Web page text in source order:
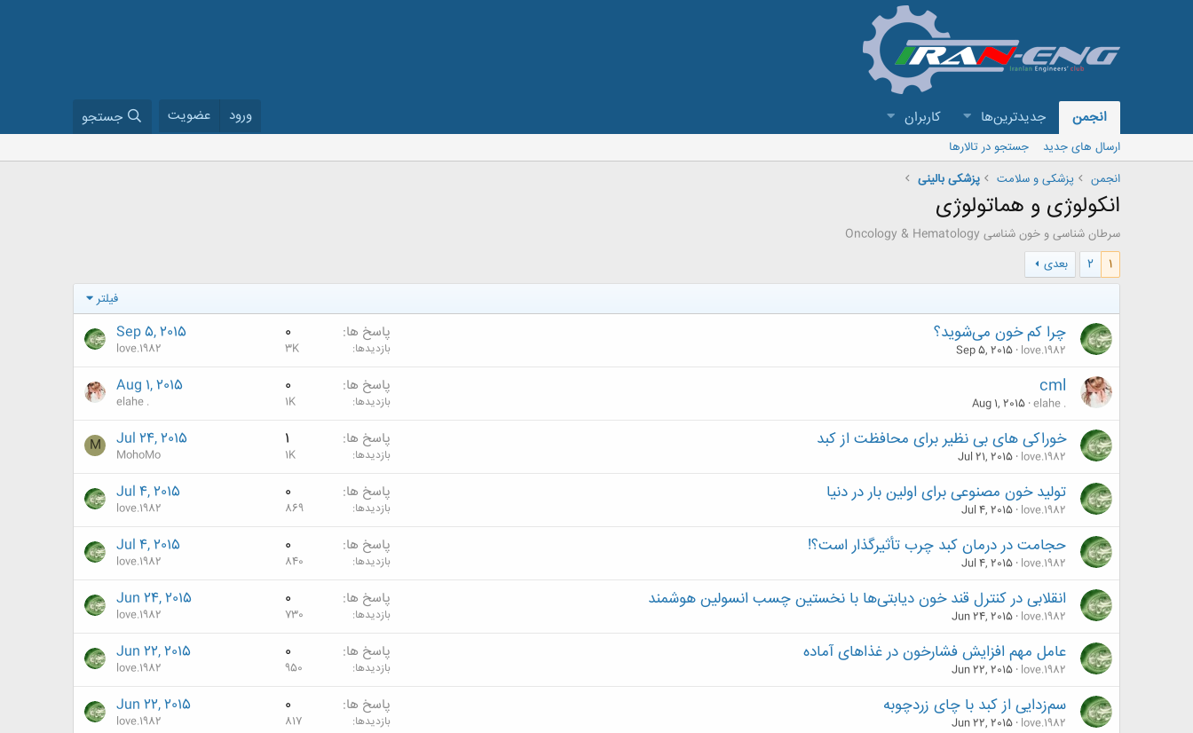
انجمن جدیدترین‌ها کاربران ورود عضویت جستجو
ارسال های جدید
جستجو در تالارها
انجمن
پزشکی و سلامت پزشکی بالینی
انکولوژی و هماتولوژی
سرطان شناسی و خون شناسی Oncology & Hematology
1
2
بعدی
فیلتر
چرا کم خون می‌شوید؟
love.1982
Sep 5, 2015
پاسخ ها 0
بازدیدها 3K
Sep 5, 2015
love.1982
cml
elahe .
Aug 1, 2015
پاسخ ها 0
بازدیدها 1K
Aug 1, 2015
elahe .
خوراکی های بی نظیر برای محافظت از کبد
love.1982
Jul 21, 2015
پاسخ ها 1
بازدیدها 1K
Jul 24, 2015
MohoMo
M
تولید خون مصنوعی برای اولین بار در دنیا
love.1982
Jul 4, 2015
پاسخ ها 0
بازدیدها 869
Jul 4, 2015
love.1982
حجامت در درمان کبد چرب تأثیرگذار است؟!
love.1982
Jul 4, 2015
پاسخ ها 0
بازدیدها 840
Jul 4, 2015
love.1982
انقلابی در کنترل قند خون دیابتی‌ها با نخستین چسب انسولین هوشمند
love.1982
Jun 24, 2015
پاسخ ها 0
بازدیدها 730
Jun 24, 2015
love.1982
عامل مهم افزایش فشارخون در غذاهای آماده
love.1982
Jun 22, 2015
پاسخ ها 0
بازدیدها 950
Jun 22, 2015
love.1982
سم‌زدایی از کبد با چای زردچوبه
love.1982
Jun 22, 2015
پاسخ ها 0
بازدیدها 817
Jun 22, 2015
love.1982